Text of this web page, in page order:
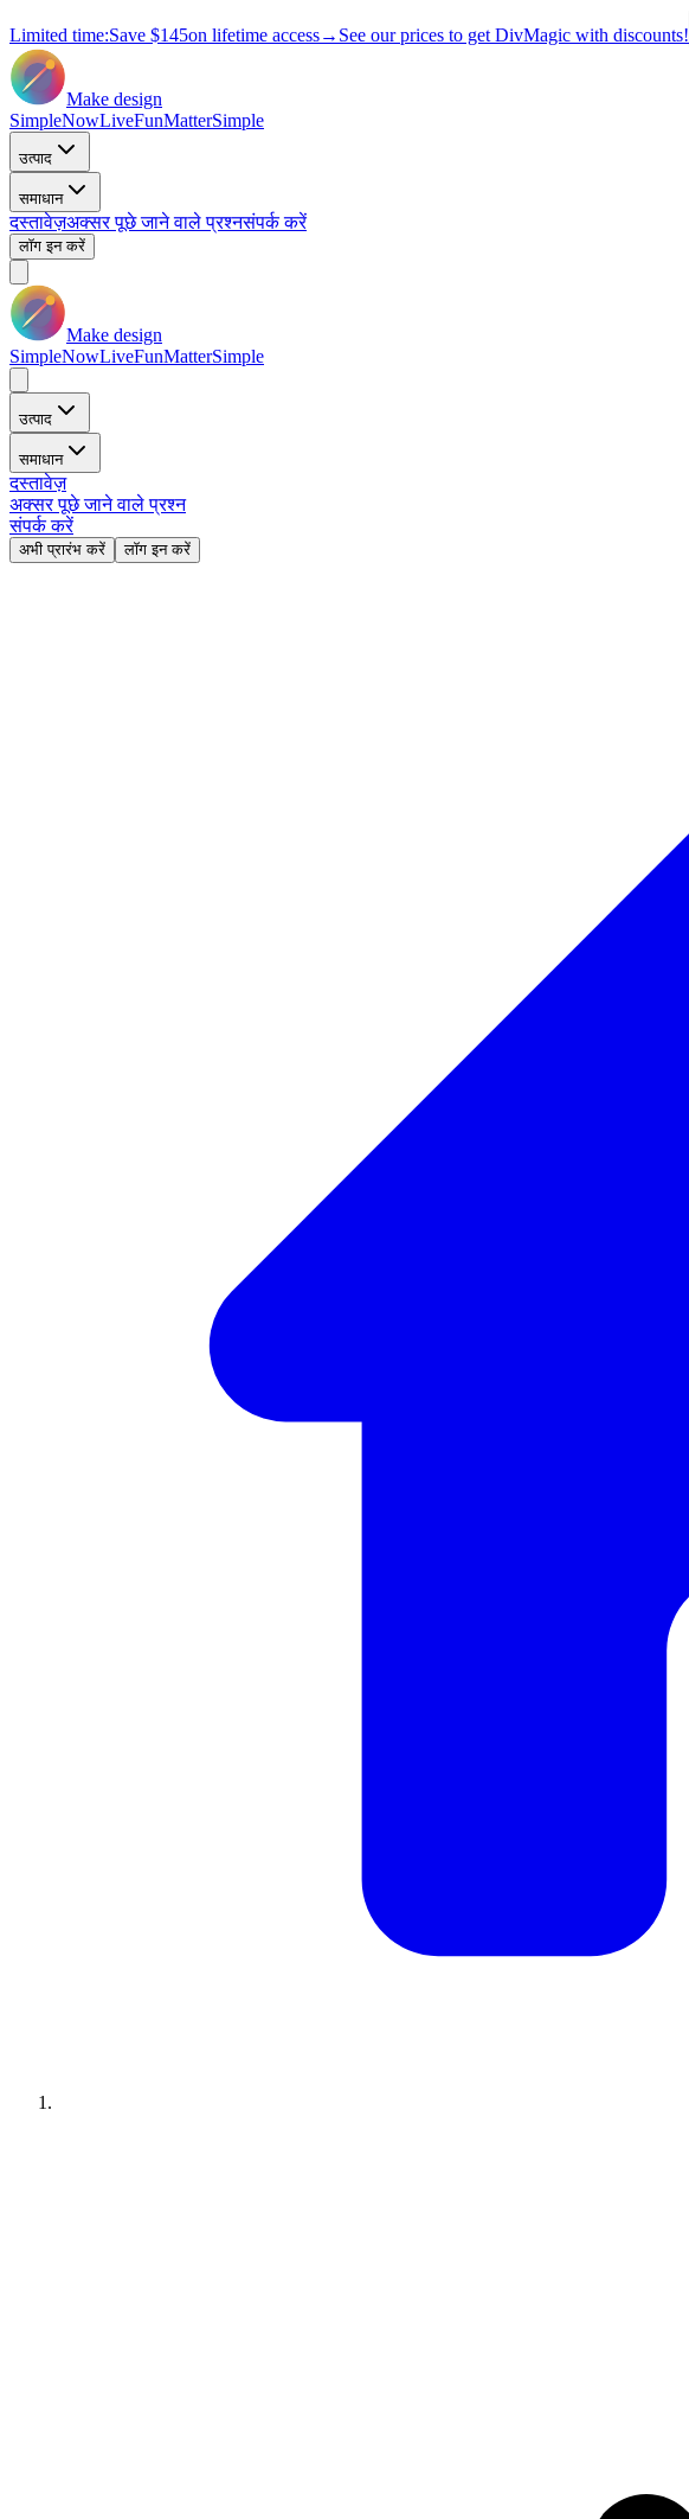
Limited time:Save $145on lifetime access→ See our prices to get DivMagic with discounts!
Make design
SimpleNowLiveFunMatterSimple
उत्पाद
समाधान
दस्तावेज़अक्सर पूछे जाने वाले प्रश्नसंपर्क करें
लॉग इन करें
Make design
SimpleNowLiveFunMatterSimple
उत्पाद
समाधान
दस्तावेज़
अक्सर पूछे जाने वाले प्रश्न
संपर्क करें
अभी प्रारंभ करें लॉग इन करें